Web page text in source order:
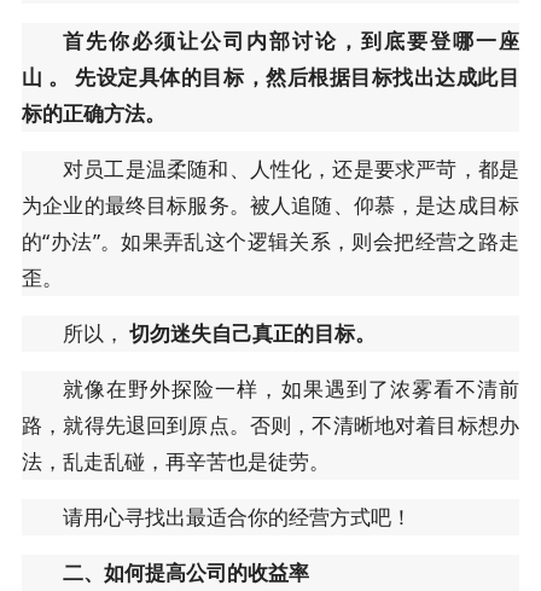
首先你必须让公司内部讨论，到底要登哪一座
山 。 先设定具体的目标，然后根据目标找出达成此目
标的正确方法。
对员工是温柔随和、人性化，还是要求严苛，都是
为企业的最终目标服务。被人追随、仰慕，是达成目标
的“办法”。如果弄乱这个逻辑关系，则会把经营之路走
歪。
所以， 切勿迷失自己真正的目标。
就像在野外探险一样，如果遇到了浓雾看不清前
路，就得先退回到原点。否则，不清晰地对着目标想办
法，乱走乱碰，再辛苦也是徒劳。
请用心寻找出最适合你的经营方式吧！
二、如何提高公司的收益率